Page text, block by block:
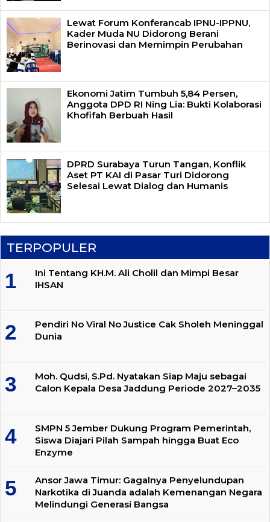
Lewat Forum Konferancab IPNU-IPPNU,
Kader Muda NU Didorong Berani
Berinovasi dan Memimpin Perubahan
Ekonomi Jatim Tumbuh 5,84 Persen,
Anggota DPD RI Ning Lia: Bukti Kolaborasi
Khofifah Berbuah Hasil
DPRD Surabaya Turun Tangan, Konflik
Aset PT KAI di Pasar Turi Didorong
Selesai Lewat Dialog dan Humanis
TERPOPULER
Ini Tentang KH.M. Ali Cholil dan Mimpi Besar
IHSAN
Pendiri No Viral No Justice Cak Sholeh Meninggal
Dunia
Moh. Qudsi, S.Pd. Nyatakan Siap Maju sebagai
Calon Kepala Desa Jaddung Periode 2027–2035
SMPN 5 Jember Dukung Program Pemerintah,
Siswa Diajari Pilah Sampah hingga Buat Eco
Enzyme
Ansor Jawa Timur: Gagalnya Penyelundupan
Narkotika di Juanda adalah Kemenangan Negara
Melindungi Generasi Bangsa